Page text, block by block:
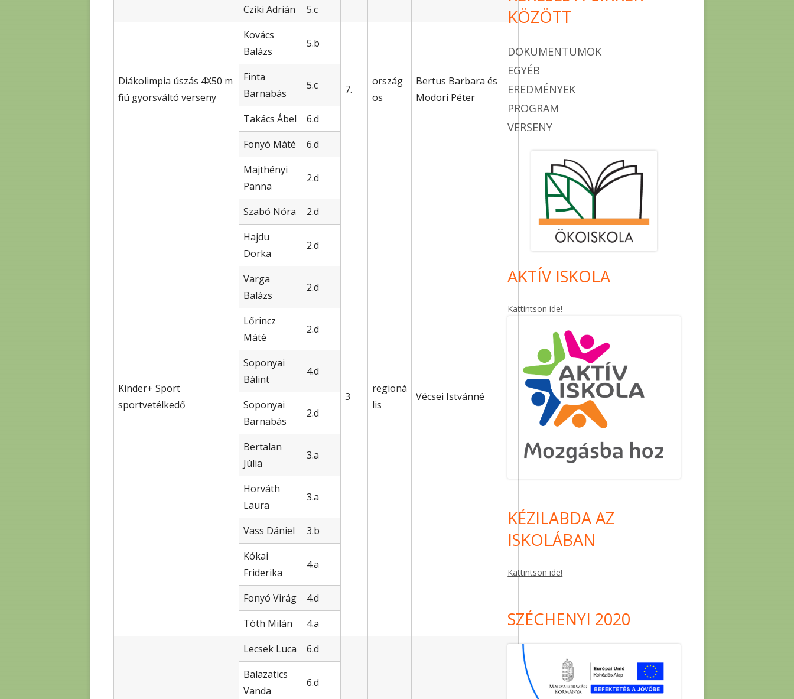
Cziki Adrián 5.c
Diákolimpia úszás 4X50 m
fiú gyorsváltó verseny
Kovács
Balázs
5.b
7.
ország
os
Bertus Barbara és
Modori Péter
Finta
Barnabás
5.c
Takács Ábel
6.d
Fonyó Máté
6.d
Kinder+ Sport
sportvetélkedő
Majthényi
Panna
2.d
3
regioná
lis
Vécsei Istvánné
Szabó Nóra
2.d
Hajdu
Dorka
2.d
Varga
Balázs
2.d
Lőrincz
Máté
2.d
Soponyai
Bálint
4.d
Soponyai
Barnabás
2.d
Bertalan
Júlia
3.a
Horváth
Laura
3.a
Vass Dániel
3.b
Kókai
Friderika
4.a
Fonyó Virág
4.d
Tóth Milán
4.a
Lecsek Luca 6.d
Balazatics
Vanda
6.d
KÖZÖTT
DOKUMENTUMOK
EGYÉB
EREDMÉNYEK
PROGRAM
VERSENY
AKTÍV ISKOLA
Kattintson ide!
KÉZILABDA AZ
ISKOLÁBAN
Kattintson ide!
SZÉCHENYI 2020